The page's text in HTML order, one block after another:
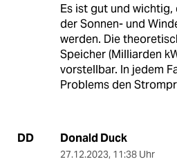
Es ist gut und
der Sonnen- und
werden. Die
Speicher (Milliarden
vorstellbar. In jedem
Problems den
DD Donald Duck
27.12.2023, 11:38 Uhr